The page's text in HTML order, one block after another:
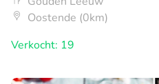
Oostende (0km)
Verkocht: 19